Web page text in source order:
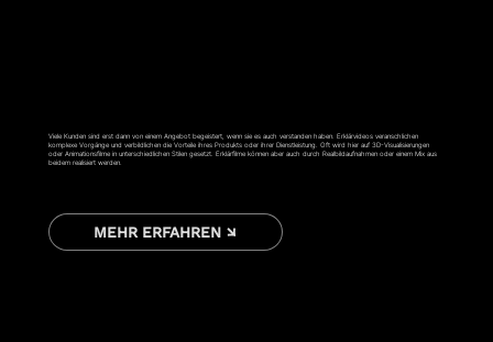
Viele Kunden sind erst dann von einem Angebot begeistert, wenn sie es auch verstanden haben. Erklärvideos veranschlichen
komplexe Vorgänge und verbildlichen die Vorteile ihres Produkts oder ihrer Dienstleistung. Oft wird hier auf 3D-Visualisierungen
oder Animationsfilme in unterschiedlichen Stilen gesetzt. Erklärfilme können aber auch durch Realbildaufnahmen oder einem Mix aus
beidem realisiert werden.
MEHR ERFAHREN ↘